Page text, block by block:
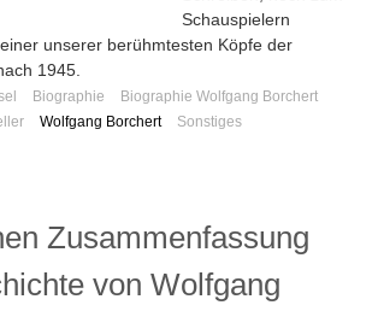
Schauspielern
unserer berühmtesten Köpfe der
1945.
Biographie
Biographie Wolfgang Borchert
Wolfgang Borchert Sonstiges
Zusammenfassung
von Wolfgang